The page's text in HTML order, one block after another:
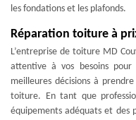
les fondations et les plafonds.
Réparation toiture à
L’entreprise de toiture MD
attentive à vos besoins
meilleures décisions à
toiture. En tant que
équipements adéquats et des